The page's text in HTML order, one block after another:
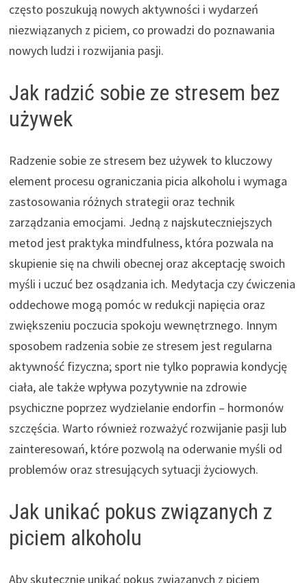
często poszukują nowych aktywności i wydarzeń
niezwiązanych z piciem, co prowadzi do poznawania
nowych ludzi i rozwijania pasji.
Jak radzić sobie ze stresem bez
używek
Radzenie sobie ze stresem bez używek to kluczowy
element procesu ograniczania picia alkoholu i wymaga
zastosowania różnych strategii oraz technik
zarządzania emocjami. Jedną z najskuteczniejszych
metod jest praktyka mindfulness, która pozwala na
skupienie się na chwili obecnej oraz akceptację swoich
myśli i uczuć bez osądzania ich. Medytacja czy ćwiczenia
oddechowe mogą pomóc w redukcji napięcia oraz
zwiększeniu poczucia spokoju wewnętrznego. Innym
sposobem radzenia sobie ze stresem jest regularna
aktywność fizyczna; sport nie tylko poprawia kondycję
ciała, ale także wpływa pozytywnie na zdrowie
psychiczne poprzez wydzielanie endorfin – hormonów
szczęścia. Warto również rozważyć rozwijanie pasji lub
zainteresowań, które pozwolą na oderwanie myśli od
problemów oraz stresujących sytuacji życiowych.
Jak unikać pokus związanych z
piciem alkoholu
Aby skutecznie unikać pokus związanych z piciem